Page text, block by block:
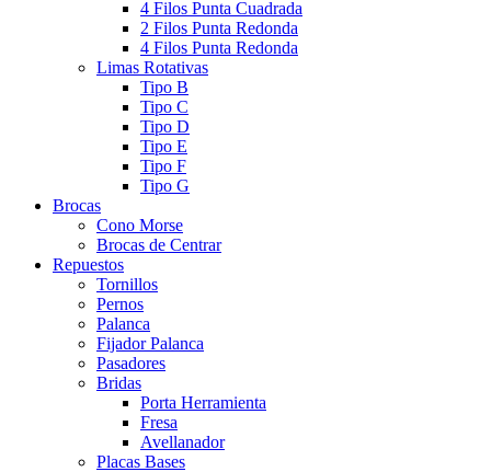
4 Filos Punta Cuadrada
2 Filos Punta Redonda
4 Filos Punta Redonda
Limas Rotativas
Tipo B
Tipo C
Tipo D
Tipo E
Tipo F
Tipo G
Brocas
Cono Morse
Brocas de Centrar
Repuestos
Tornillos
Pernos
Palanca
Fijador Palanca
Pasadores
Bridas
Porta Herramienta
Fresa
Avellanador
Placas Bases